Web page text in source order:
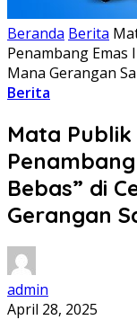
Beranda Berita
Penambang Emas
Mana Gerangan
Berita
Mata
Bebas” di
Gerangan
admin
April 28, 2025